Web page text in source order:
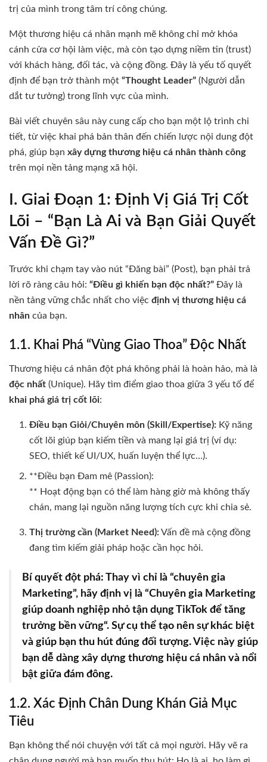
trị của mình trong tâm trí công chúng.
Một thương hiệu cá nhân mạnh mẽ không chỉ mở khóa
cánh cửa cơ hội làm việc, mà còn tạo dựng niềm tin (trust)
với khách hàng, đối tác, và cộng đồng. Đây là yếu tố quyết
định để bạn trở thành một “Thought Leader” (Người dẫn
dắt tư tưởng) trong lĩnh vực của mình.
Bài viết chuyên sâu này cung cấp cho bạn một lộ trình chi
tiết, từ việc khai phá bản thân đến chiến lược nội dung đột
phá, giúp bạn xây dựng thương hiệu cá nhân thành công
trên mọi nền tảng mạng xã hội.
I. Giai Đoạn 1: Định Vị Giá Trị Cốt
Lõi – “Bạn Là Ai và Bạn Giải Quyết
Vấn Đề Gì?”
Trước khi chạm tay vào nút “Đăng bài” (Post), bạn phải trả
lời rõ ràng câu hỏi: “Điều gì khiến bạn độc nhất?” Đây là
nền tảng vững chắc nhất cho việc định vị thương hiệu cá
nhân của bạn.
1.1. Khai Phá “Vùng Giao Thoa” Độc Nhất
Thương hiệu cá nhân đột phá không phải là hoàn hảo, mà là
độc nhất (Unique). Hãy tìm điểm giao thoa giữa 3 yếu tố để
khai phá giá trị cốt lõi:
Điều bạn Giỏi/Chuyên môn (Skill/Expertise): Kỹ năng
cốt lõi giúp bạn kiếm tiền và mang lại giá trị (ví dụ:
SEO, thiết kế UI/UX, huấn luyện thể lực…).
**Điều bạn Đam mê (Passion):
** Hoạt động bạn có thể làm hàng giờ mà không thấy
chán, mang lại nguồn năng lượng tích cực khi chia sẻ.
Thị trường cần (Market Need):Vấn đề mà cộng đồng
đang tìm kiếm giải pháp hoặc cần học hỏi.
Bí quyết đột phá: Thay vì chỉ là “chuyên gia
Marketing”, hãy định vị là “Chuyên gia Marketing
giúp doanh nghiệp nhỏ tận dụng TikTok để tăng
trưởng bền vững“. Sự cụ thể tạo nên sự khác biệt
và giúp bạn thu hút đúng đối tượng. Việc này giúp
bạn dễ dàng xây dựng thương hiệu cá nhân và nổi
bật giữa đám đông.
1.2. Xác Định Chân Dung Khán Giả Mục
Tiêu
Bạn không thể nói chuyện với tất cả mọi người. Hãy vẽ ra